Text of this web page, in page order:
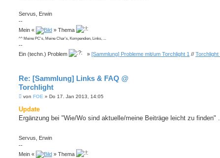
Servus, Erwin
--
Mein «
» Thema
^^ Meine PC's, Meine Char's, Kompendien, Links, ...
--
Ein (techn.) Problem
» [Sammlung] Probleme mit/um Torchlight 1 // Torchlight
Re: [Sammlung] Links & FAQ @
Torchlight
B
i
r
von FOE » Do 17. Jan 2013, 14:05
Update
Ergänzung bei "Wie/Wo sind aktuelle/meine Beiträge leicht zu finden"
Servus, Erwin
--
Mein «
» Thema